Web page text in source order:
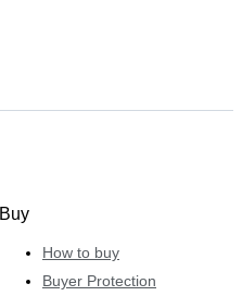
Buy
How to buy
Buyer Protection